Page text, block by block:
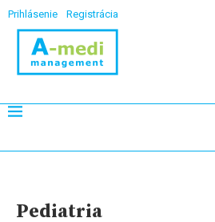
Prihlásenie Registrácia
Pediatria